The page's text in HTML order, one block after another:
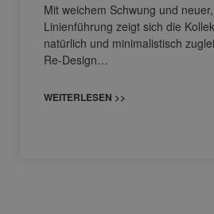
Mit weichem Schwung und
Linienführung zeigt sich die
natürlich und minimalistisch
Re-Design…
WEITERLESEN >>